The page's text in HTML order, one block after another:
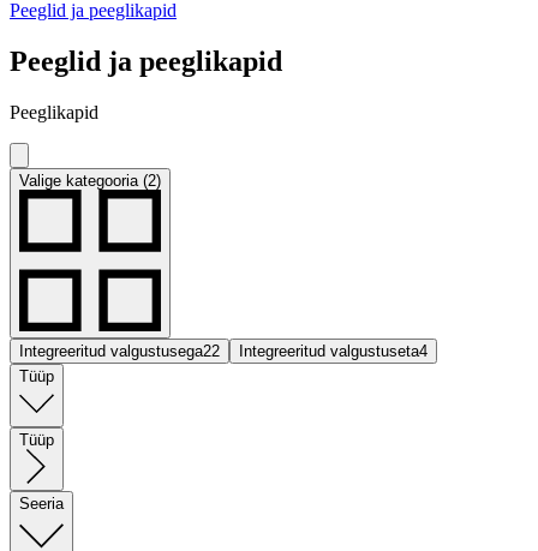
Peeglid ja peeglikapid
Peeglid ja peeglikapid
Peeglikapid
Valige kategooria (2)
Integreeritud valgustusega22 Integreeritud valgustuseta4
Tüüp
Tüüp
Seeria